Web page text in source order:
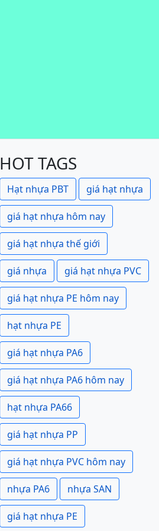
HOT TAGS
Hạt nhựa PBT giá hạt nhựa
giá hạt nhựa hôm nay
giá hạt nhựa thế giới
giá nhựa giá hạt nhựa PVC
giá hạt nhựa PE hôm nay
hạt nhựa PE
giá hạt nhựa PA6
giá hạt nhựa PA6 hôm nay
hạt nhựa PA66
giá hạt nhựa PP
giá hạt nhựa PVC hôm nay
nhựa PA6 nhựa SAN
giá hạt nhựa PE